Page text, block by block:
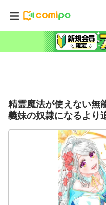
精霊魔法が使えない無
義妹の奴隷になるより